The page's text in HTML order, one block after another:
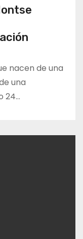
nacen de una
una
24…